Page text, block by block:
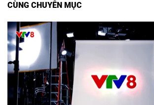
CÙNG CHUYÊN MỤC